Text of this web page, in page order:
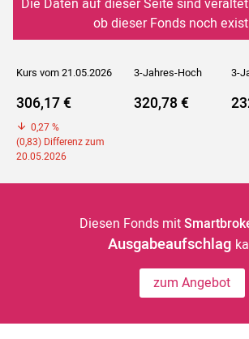
Die Daten auf dieser Seite sind
ob dieser Fonds noch
Kurs vom 21.05.2026 3-Jahres-Hoch 3-
306,17 €
0,27 %
(0,83) Differenz zum
20.05.2026
320,78 €
Diesen Fonds mit
Ausgabeaufschlag
zum Angebot